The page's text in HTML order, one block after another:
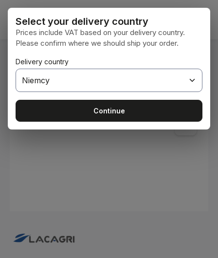
Przejdź do głównej zawartości
Jesteś tutaj: Home
Farby i lakiery
Pomiń galerię zdjęć
Select your delivery country
Prices include VAT based on your delivery country.
Please confirm where we should ship your order.
Delivery country
Continue